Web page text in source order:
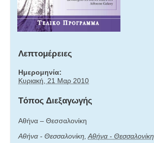
Λεπτομέρειες
Ημερομηνία:
Κυριακή, 21 Μαρ 2010
Tόπος Διεξαγωγής
Αθήνα – Θεσσαλονίκη
Αθήνα - Θεσσαλονίκη Αθήνα - Θεσσαλονίκη